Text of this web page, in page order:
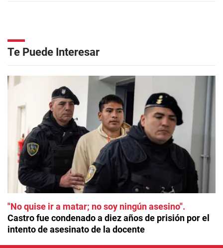
Te Puede Interesar
"No quise ir a matar; no soy ningún asesino"
Castro fue condenado a diez años de prisión por el
intento de asesinato de la docente